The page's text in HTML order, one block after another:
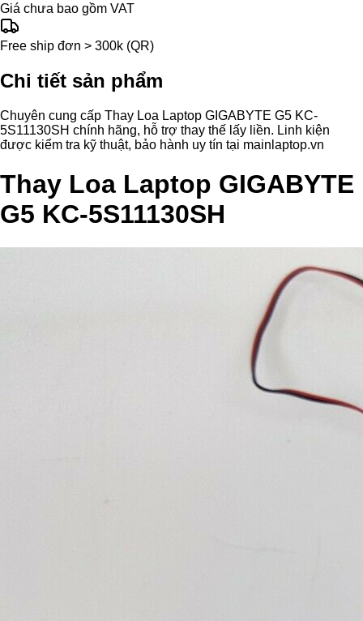
Giá chưa bao gồm VAT
Free ship đơn > 300k (QR)
Chi tiết sản phẩm
Chuyên cung cấp Thay Loa Laptop GIGABYTE G5 KC-
5S11130SH chính hãng, hỗ trợ thay thế lấy liền. Linh kiện
được kiểm tra kỹ thuật, bảo hành uy tín tại mainlaptop.vn
Thay Loa Laptop GIGABYTE
G5 KC-5S11130SH